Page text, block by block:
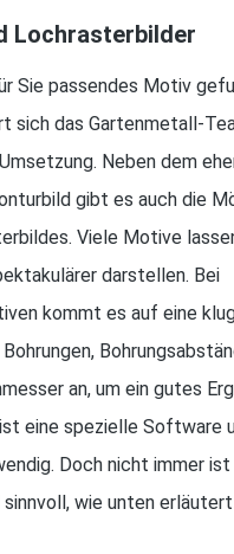
Lochrasterbilder
Sie passendes Motiv
sich das Gartenmetall-
Neben dem
gibt es auch die
Viele Motive
darstellen. Bei
kommt es auf eine
an, um ein gutes
eine spezielle Software
Doch nicht immer ist
wie unten erläutert